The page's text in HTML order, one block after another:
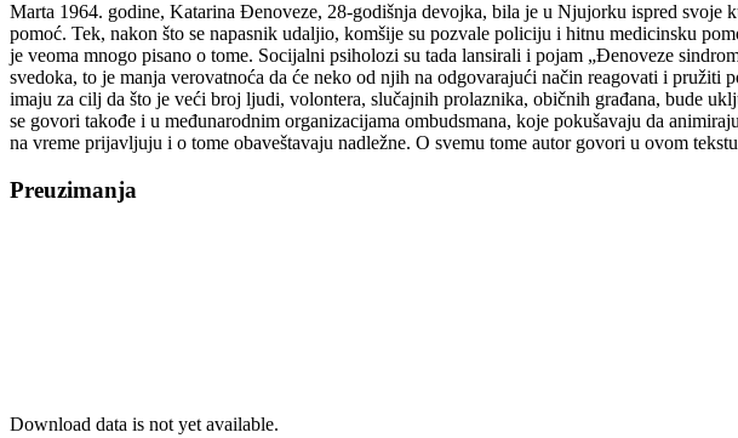
Marta 1964. godine, Katarina Đenoveze, 28-godišnja devojka, bila je u Njujorku ispred
pomoć. Tek, nakon što se napasnik udaljio, komšije su pozvale policiju i hitnu medicinsku
je veoma mnogo pisano o tome. Socijalni psiholozi su tada lansirali i pojam „Đenoveze
svedoka, to je manja verovatnoća da će neko od njih na odgovarajući način reagovati i
imaju za cilj da što je veći broj ljudi, volontera, slučajnih prolaznika, običnih građana, bude
se govori takođe i u međunarodnim organizacijama ombudsmana, koje pokušavaju da
na vreme prijavljuju i o tome obaveštavaju nadležne. O svemu tome autor govori u ovom
Preuzimanja
Download data is not yet available.